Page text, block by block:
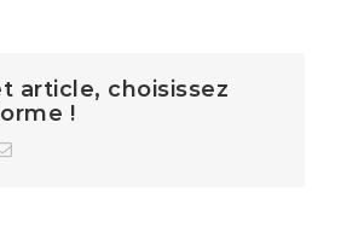
article, choisissez
!
Email